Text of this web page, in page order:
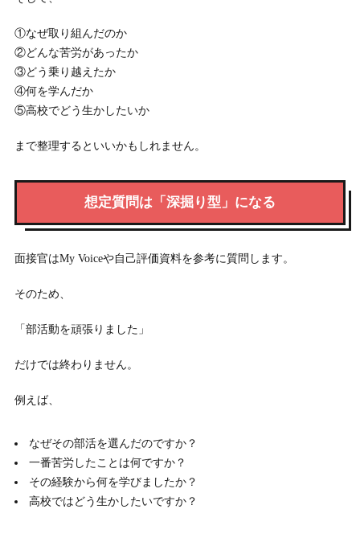
①なぜ取り組んだのか
②どんな苦労があったか
③どう乗り越えたか
④何を学んだか
⑤高校でどう生かしたいか
まで整理するといいかもしれません。
想定質問は「深掘り型」になる
面接官はMy Voiceや自己評価資料を参考に質問します。
そのため、
「部活動を頑張りました」
だけでは終わりません。
例えば、
なぜその部活を選んだのですか？
一番苦労したことは何ですか？
その経験から何を学びましたか？
高校ではどう生かしたいですか？